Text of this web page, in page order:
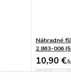
Náhradné
2.863-006
10,90 €/